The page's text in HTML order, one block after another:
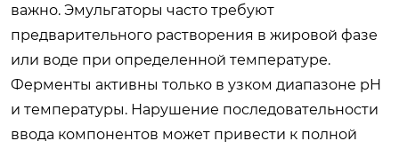
важно. Эмульгаторы часто требуют
предварительного растворения в жировой фазе
или воде при определенной температуре.
Ферменты активны только в узком диапазоне pH
и температуры. Нарушение последовательности
ввода компонентов может привести к полной